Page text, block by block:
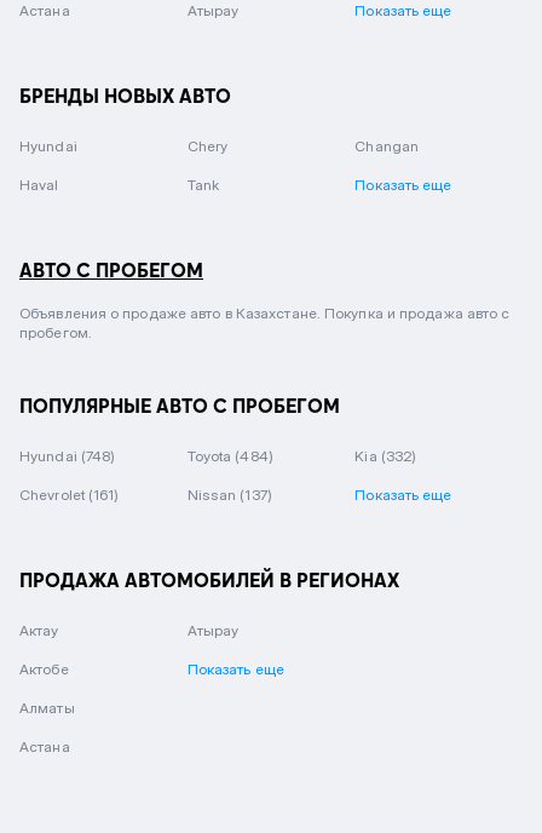
Астана Атырау Показать еще
БРЕНДЫ НОВЫХ АВТО
Hyundai Chery Changan
Haval Tank Показать еще
АВТО С ПРОБЕГОМ
Объявления о продаже авто в Казахстане. Покупка и продажа авто с
пробегом.
ПОПУЛЯРНЫЕ АВТО С ПРОБЕГОМ
Hyundai (748) Toyota (484) Kia (332)
Chevrolet (161) Nissan (137) Показать еще
ПРОДАЖА АВТОМОБИЛЕЙ В РЕГИОНАХ
Актау
Актобе
Алматы
Астана
Атырау
Показать еще